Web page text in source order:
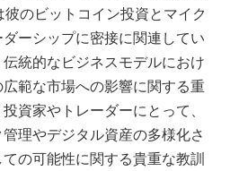
のビットコイン投資とマイク
ーシップに密接に関連してい
統的なビジネスモデルにおけ
範な市場への影響に関する重
資家やトレーダーにとって、
理やデジタル資産の多様化さ
の可能性に関する貴重な教訓